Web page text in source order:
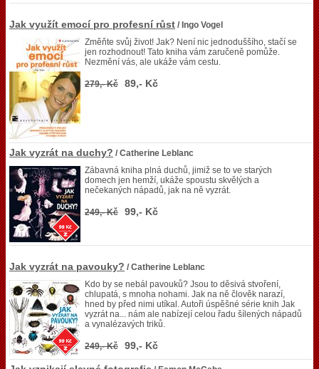
Jak využít emocí pro profesní růst / Ingo Vogel
Změňte svůj život! Jak? Není nic jednoduššího, stačí se
jen rozhodnout! Tato kniha vám zaručeně pomůže.
Nezmění vás, ale ukáže vám cestu.
279,- Kč 89,- Kč
Jak vyzrát na duchy? / Catherine Leblanc
Zábavná kniha plná duchů, jimiž se to ve starých
domech jen hemží, ukáže spoustu skvělých a
nečekaných nápadů, jak na ně vyzrát.
249,- Kč 99,- Kč
Jak vyzrát na pavouky? / Catherine Leblanc
Kdo by se nebál pavouků? Jsou to děsivá stvoření,
chlupatá, s mnoha nohami. Jak na ně člověk narazí,
hned by před nimi utíkal. Autoři úspěšné série knih Jak
vyzrát na... nám ale nabízejí celou řadu šílených nápadů
a vynalézavých triků.
249,- Kč 99,- Kč